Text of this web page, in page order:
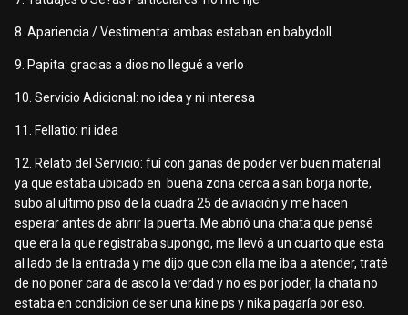
8. Apariencia / Vestimenta: ambas estaban en babydoll
9. Papita: gracias a dios no llegué a verlo
10. Servicio Adicional: no idea y ni interesa
11. Fellatio: ni idea
12. Relato del Servicio: fuí con ganas de poder ver buen material
ya que estaba ubicado en buena zona cerca a san borja norte,
subo al ultimo piso de la cuadra 25 de aviación y me hacen
esperar antes de abrir la puerta. Me abrió una chata que pensé
que era la que registraba supongo, me llevó a un cuarto que esta
al lado de la entrada y me dijo que con ella me iba a atender, traté
de no poner cara de asco la verdad y no es por joder, la chata no
estaba en condicion de ser una kine ps y nika pagaría por eso.